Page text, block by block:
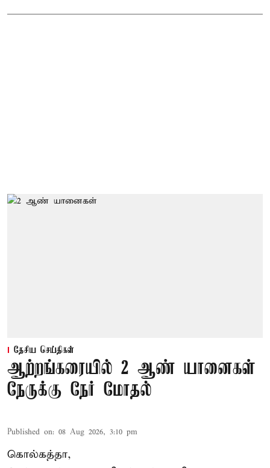
தேசிய செய்திகள்
ஆற்றங்கரையில் 2 ஆண் யானைகள்
நேருக்கு நேர் மோதல்
Published on: 08 Aug 2026, 3:10 pm
கொல்கத்தா,